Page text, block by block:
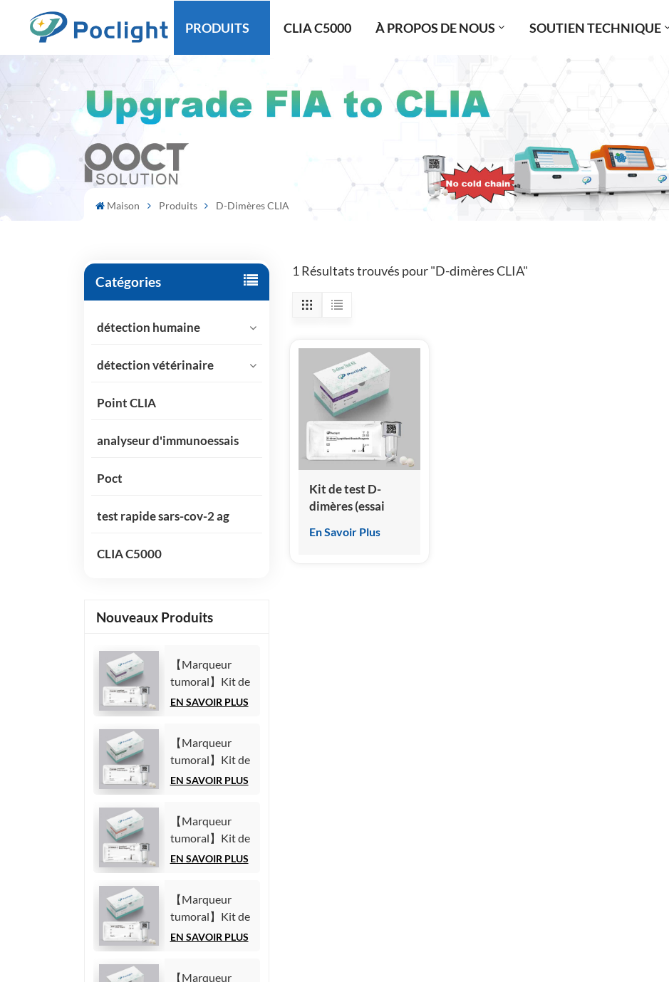
PRODUITS CLIA C5000 À PROPOS DE NOUS SOUTIEN TECHNIQUE
Maison Produits D-Dimères CLIA
Catégories
détection humaine
détection vétérinaire
Point CLIA
analyseur d'immunoessais
Poct
test rapide sars-cov-2 ag
CLIA C5000
Nouveaux Produits
【Marqueur
tumoral】Kit de
test de l'antigène
(Immunoessai
par
chimiluminescence
EN SAVOIR PLUS
【Marqueur
tumoral】Kit de
test de l'antigène
(Immunoessai
par
chimiluminescence
EN SAVOIR PLUS
【Marqueur
tumoral】Kit de
test du fragment
(CYFRA21-1)
(Immunoessai
par
homogène)
EN SAVOIR PLUS
【Marqueur
tumoral】Kit de
test de l'alpha-
EN SAVOIR PLUS
【Marqueur
1 Résultats trouvés pour "D-dimères CLIA"
Kit de test D-
dimères (essai
par
En Savoir Plus